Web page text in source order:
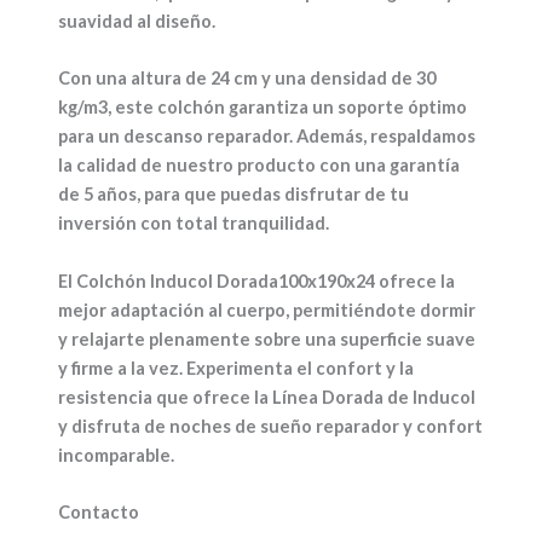
suavidad al diseño.
Con una altura de 24 cm y una densidad de 30
kg/m3, este colchón garantiza un soporte óptimo
para un descanso reparador. Además, respaldamos
la calidad de nuestro producto con una garantía
de 5 años, para que puedas disfrutar de tu
inversión con total tranquilidad.
El Colchón Inducol Dorada100x190x24 ofrece la
mejor adaptación al cuerpo, permitiéndote dormir
y relajarte plenamente sobre una superficie suave
y firme a la vez. Experimenta el confort y la
resistencia que ofrece la Línea Dorada de Inducol
y disfruta de noches de sueño reparador y confort
incomparable.
Contacto